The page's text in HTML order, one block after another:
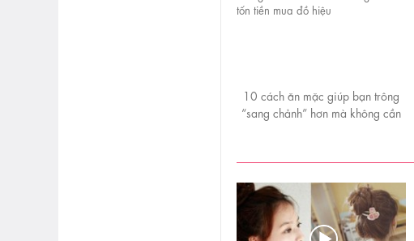
10 cách ăn mặc giúp bạn trông
“sang chảnh” hơn mà không cần